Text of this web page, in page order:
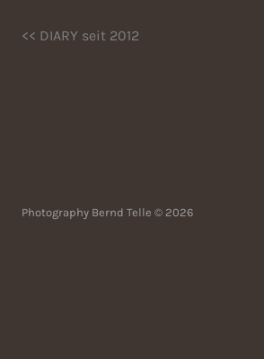
<< DIARY seit 2012
Photography Bernd Telle © 2026